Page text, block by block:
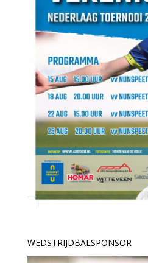
WEDSTRIJDBALSPONSOR